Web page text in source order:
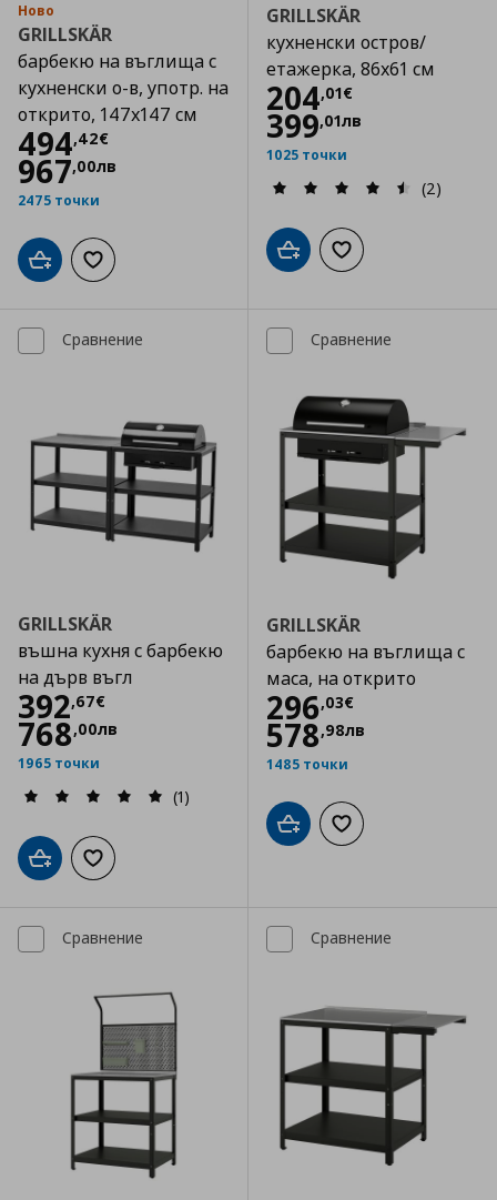
Ново
GRILLSKÄR
барбекю на въглища с
кухненски о-в, употр. на
открито, 147x147 см
494,42€
Цена494,42 €
967,00лв
2475 точки
Добави в кошницата
Добави към списъка с любими
GRILLSKÄR
кухненски остров/
етажерка, 86x61 см
204,01€
Цена
399,01лв
1025 точки
(2)
Добави в кошницата
Добави към
Сравнение
GRILLSKÄR
въшна кухня с барбекю
на дърв въгл
392,67€
Цена
768,00лв
1965 точки
(1)
Добави в кошницата
Добави към списъка с любими
Сравнение
GRILLSKÄR
барбекю на въглища с
маса, на открито
296,03€
Цена
578,98лв
1485 точки
Добави в кошницата
Добави към
Сравнение Сравнение